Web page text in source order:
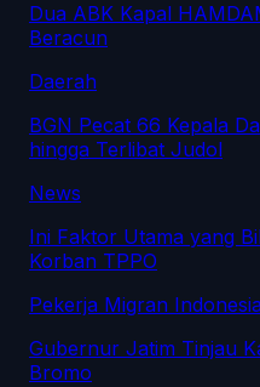
Dua ABK Kapal
Beracun
Daerah
BGN Pecat 66 Kepala
hingga Terlibat Judol
News
Ini Faktor Utama yang
Korban TPPO
Pekerja Migran Indonesia
Gubernur Jatim Tinjau
Bromo